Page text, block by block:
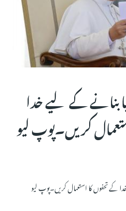
بنانے کے لیے خدا
کریں۔پوپ لیو
کے تحفوں کا استعمال کریں۔پوپ لیو